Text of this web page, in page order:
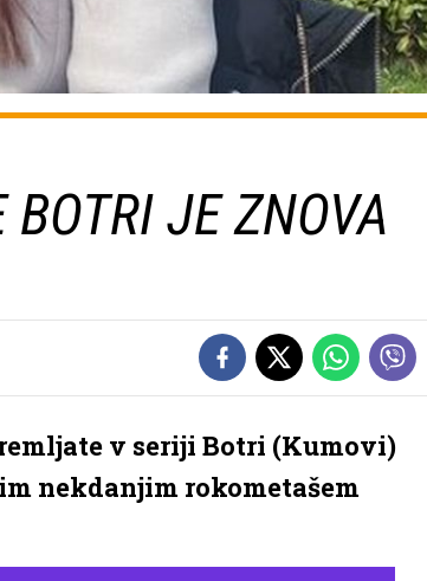
JE ZNOVA
v seriji Botri (Kumovi)
nekdanjim rokometašem